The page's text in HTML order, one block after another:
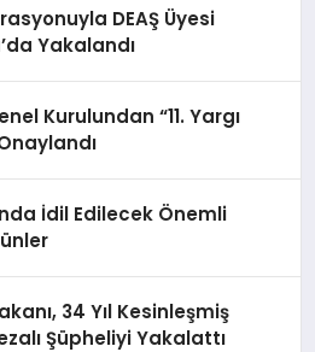
DEAŞ Üyesi
Yakalandı
Kurulundan “11. Yargı
İdil Edilecek Önemli
34 Yıl Kesinleşmiş
Şüpheliyi Yakalattı